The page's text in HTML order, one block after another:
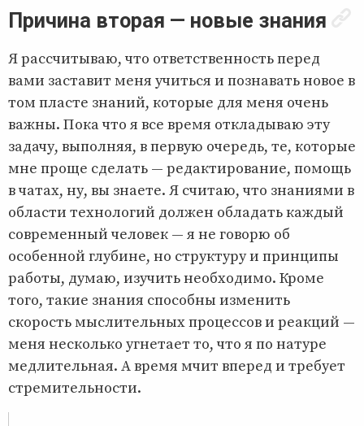
Причина вторая — новые знания
Я рассчитываю, что ответственность перед
вами заставит меня учиться и познавать новое в
том пласте знаний, которые для меня очень
важны. Пока что я все время откладываю эту
задачу, выполняя, в первую очередь, те, которые
мне проще сделать — редактирование, помощь
в чатах, ну, вы знаете. Я считаю, что знаниями в
области технологий должен обладать каждый
современный человек — я не говорю об
особенной глубине, но структуру и принципы
работы, думаю, изучить необходимо. Кроме
того, такие знания способны изменить
скорость мыслительных процессов и реакций —
меня несколько угнетает то, что я по натуре
медлительная. А время мчит вперед и требует
стремительности.